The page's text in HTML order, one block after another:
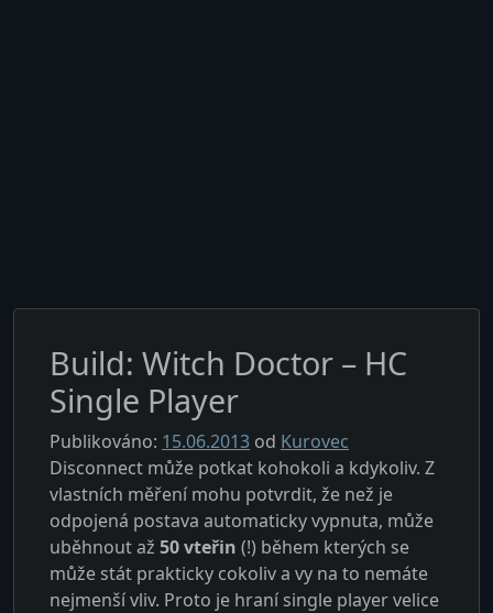
Build: Witch Doctor – HC
Single Player
Publikováno: 15.06.2013 od Kurovec
Disconnect může potkat kohokoli a kdykoliv. Z
vlastních měření mohu potvrdit, že než je
odpojená postava automaticky vypnuta, může
uběhnout až 50 vteřin (!) během kterých se
může stát prakticky cokoliv a vy na to nemáte
nejmenší vliv. Proto je hraní single player velice